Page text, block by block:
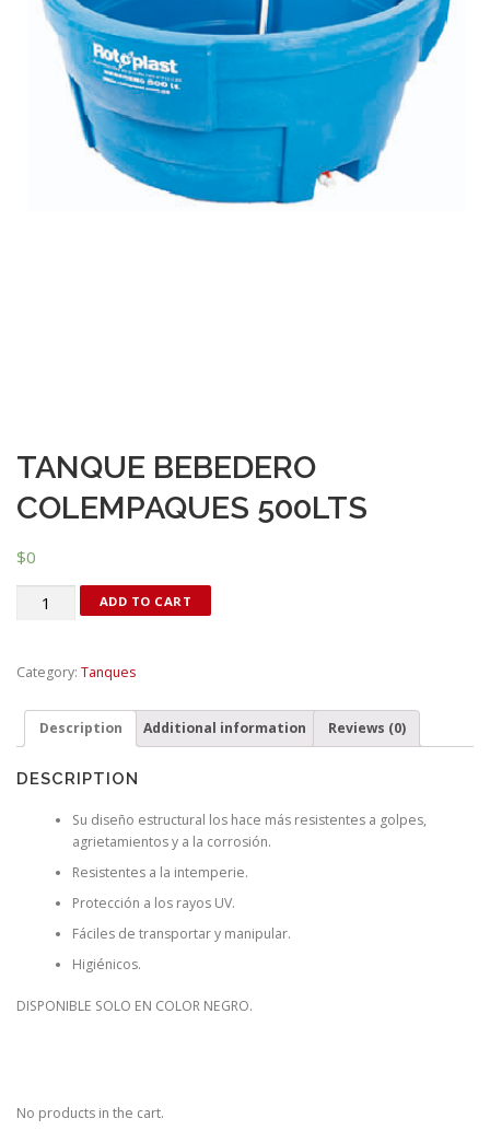
TANQUE BEBEDERO
COLEMPAQUES 500LTS
$0
Quantity ADD TO CART
Category: Tanques
Description Additional information Reviews (0)
DESCRIPTION
Su diseño estructural los hace más resistentes a golpes,
agrietamientos y a la corrosión.
Resistentes a la intemperie.
Protección a los rayos UV.
Fáciles de transportar y manipular.
Higiénicos.
DISPONIBLE SOLO EN COLOR NEGRO.
No products in the cart.